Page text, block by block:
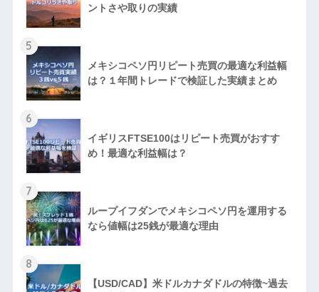
ントさや取りの実績
5
メキシコペソ円リピート売買の最適な利益幅
は？１年間トレードで検証した実績まとめ
6
イギリスFTSE100はリピート売買がおすす
め！最適な利益幅は？
7
ループイフダンでメキシコペソ円を運用する
なら値幅は25銭が最適な理由
8
【USD/CAD】米ドルカナダドルの特徴~過去